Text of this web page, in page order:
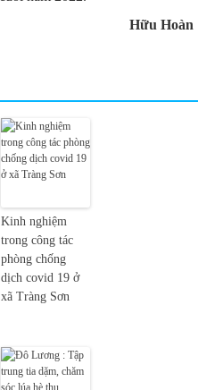
Hữu Hoàn
Kinh nghiệm
trong công tác
phòng chống
dịch covid 19 ở
xã Tràng Sơn